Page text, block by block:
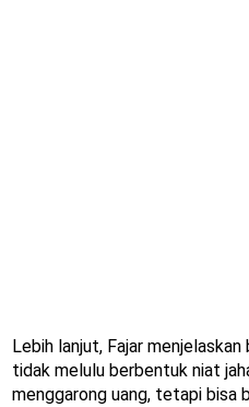
Lebih lanjut, Fajar
tidak melulu berbentuk niat
menggarong uang, tetapi bisa